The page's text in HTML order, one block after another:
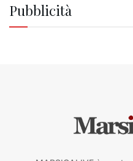
Pubblicità